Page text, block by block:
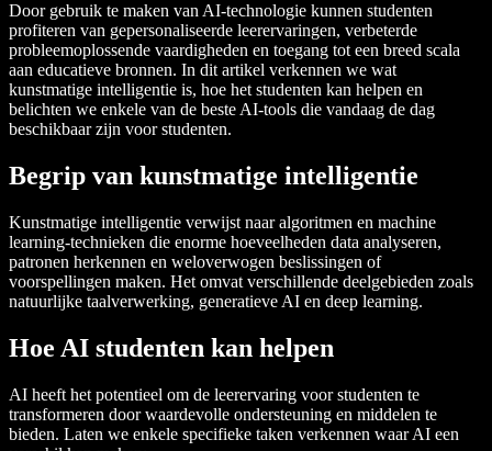
Door gebruik te maken van AI-technologie kunnen studenten
profiteren van gepersonaliseerde leerervaringen, verbeterde
probleemoplossende vaardigheden en toegang tot een breed scala
aan educatieve bronnen. In dit artikel verkennen we wat
kunstmatige intelligentie is, hoe het studenten kan helpen en
belichten we enkele van de beste AI-tools die vandaag de dag
beschikbaar zijn voor studenten.
Begrip van kunstmatige intelligentie
Kunstmatige intelligentie verwijst naar algoritmen en machine
learning-technieken die enorme hoeveelheden data analyseren,
patronen herkennen en weloverwogen beslissingen of
voorspellingen maken. Het omvat verschillende deelgebieden zoals
natuurlijke taalverwerking, generatieve AI en deep learning.
Hoe AI studenten kan helpen
AI heeft het potentieel om de leerervaring voor studenten te
transformeren door waardevolle ondersteuning en middelen te
bieden. Laten we enkele specifieke taken verkennen waar AI een